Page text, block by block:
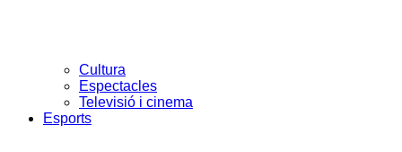
Cultura
Espectacles
Televisió i cinema
Esports